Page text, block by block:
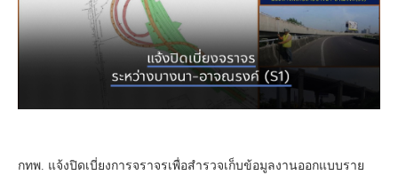
กทพ. แจ้งปิดเบี่ยงการจราจรเพื่อสำรวจเก็บข้อมูลงานออกแบบราย